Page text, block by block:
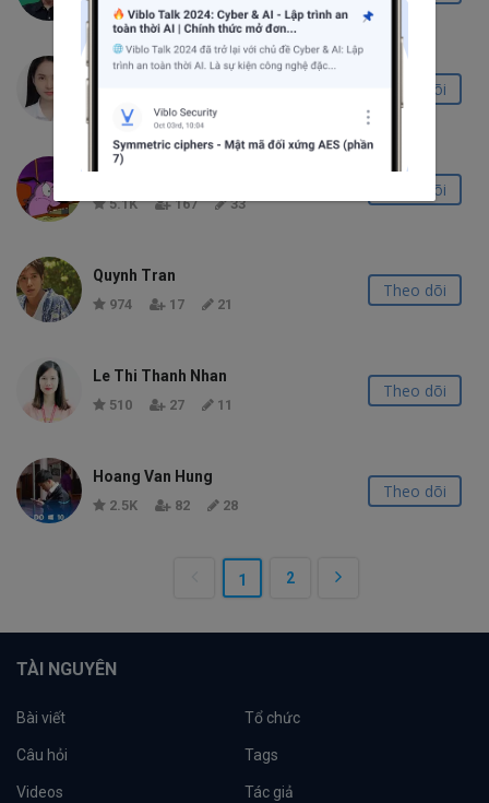
Sam Ma
Theo dõi
Trần Xuân Thắng
5.1K 167 33
Theo dõi
Quynh Tran
974 17 21
Theo dõi
Le Thi Thanh Nhan
510 27 11
Theo dõi
Hoang Van Hung
2.5K 82 28
Theo dõi
1 2
TÀI NGUYÊN
Bài viết Tổ chức
Câu hỏi Tags
Videos Tác giả